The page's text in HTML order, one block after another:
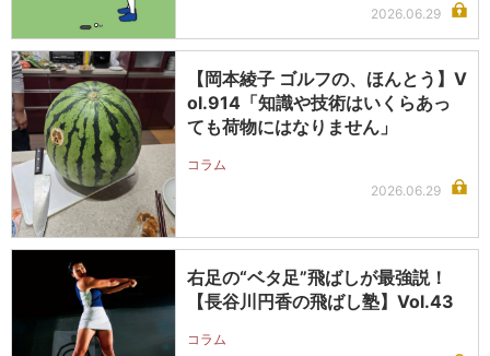
2026.06.29
【岡本綾子 ゴルフの、ほんとう】V
ol.914「知識や技術はいくらあっ
ても荷物にはなりません」
コラム
2026.06.29
右足の“ベタ足”飛ばしが最強説！
【長谷川円香の飛ばし塾】Vol.43
コラム